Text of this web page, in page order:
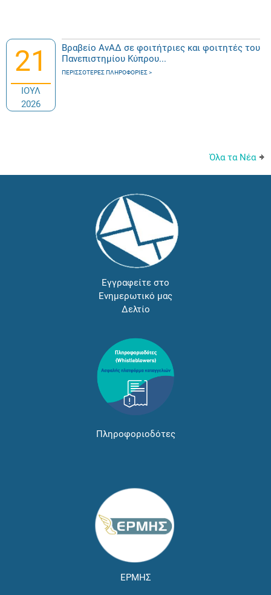
21
ΙΟΥΛ
2026
Βραβείο ΑνΑΔ σε φοιτήτριες και φοιτητές του
Πανεπιστημίου Κύπρου...
ΠΕΡΙΣΣΌΤΕΡΕΣ ΠΛΗΡΟΦΟΡΊΕΣ
Όλα τα Νέα
Εγγραφείτε στο
Ενημερωτικό μας
Δελτίο
Πληροφοριοδότες
ΕΡΜΗΣ